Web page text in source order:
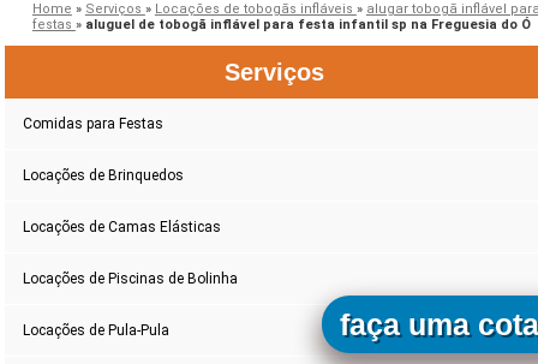
Home » Serviços » Locações de tobogãs infláveis » alugar tobogã inflável
festas » aluguel de tobogã inflável para festa infantil sp na Freguesia do Ó
Serviços
Comidas para Festas
Locações de Brinquedos
Locações de Camas Elásticas
Locações de Piscinas de Bolinha
Locações de Pula-Pula faça uma